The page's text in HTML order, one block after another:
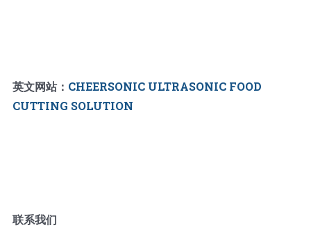
英文网站： CHEERSONIC ULTRASONIC FOOD
CUTTING SOLUTION
联系我们